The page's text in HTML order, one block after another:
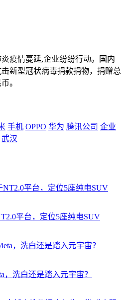
疫情蔓延,企业纷纷行动。国内
新型冠状病毒捐款捐物，捐赠总
。
手机 OPPO 华为 腾讯公司 企业
武汉
平台，定位5座纯电SUV
，洗白还是踏入元宇宙？